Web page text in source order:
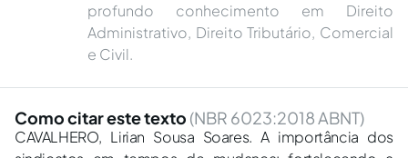
profundo conhecimento em Direito
Administrativo, Direito Tributário, Comercial
e Civil.
Como citar este texto (NBR 6023:2018 ABNT)
CAVALHERO, Lirian Sousa Soares. A importância dos